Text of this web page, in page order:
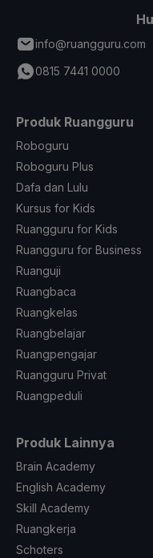
info@ruangguru.com
0815 7441 0000
Produk Ruangguru
Roboguru
Roboguru Plus
Dafa dan Lulu
Kursus for Kids
Ruangguru for Kids
Ruangguru for Business
Ruanguji
Ruangbaca
Ruangkelas
Ruangbelajar
Ruangpengajar
Ruangguru Privat
Ruangpeduli
Produk Lainnya
Brain Academy
English Academy
Skill Academy
Ruangkerja
Schoters